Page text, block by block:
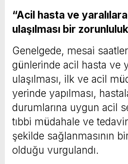
“Acil hasta ve
ulaşılması bir
Genelgede, mesai
günlerinde acil hasta ve
ulaşılması, ilk ve acil
yerinde yapılması,
durumlarına uygun acil
tıbbi müdahale ve
şekilde sağlanmasının
olduğu vurgulandı.